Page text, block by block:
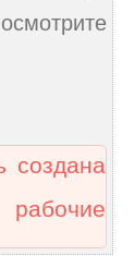
создана